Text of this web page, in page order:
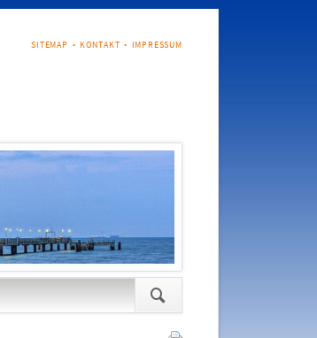
NAVIGATION
SITEMAP KONTAKT IMPRESSUM